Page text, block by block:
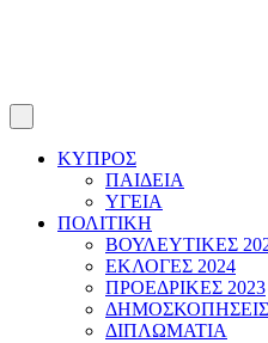
ΚΥΠΡΟΣ
ΠΑΙΔΕΙΑ
ΥΓΕΙΑ
ΠΟΛΙΤΙΚΗ
ΒΟΥΛΕΥΤΙΚΕΣ
ΕΚΛΟΓΕΣ 2024
ΠΡΟΕΔΡΙΚΕΣ 2023
ΔΗΜΟΣΚΟΠΗΣΕΙΣ
ΔΙΠΛΩΜΑΤΙΑ